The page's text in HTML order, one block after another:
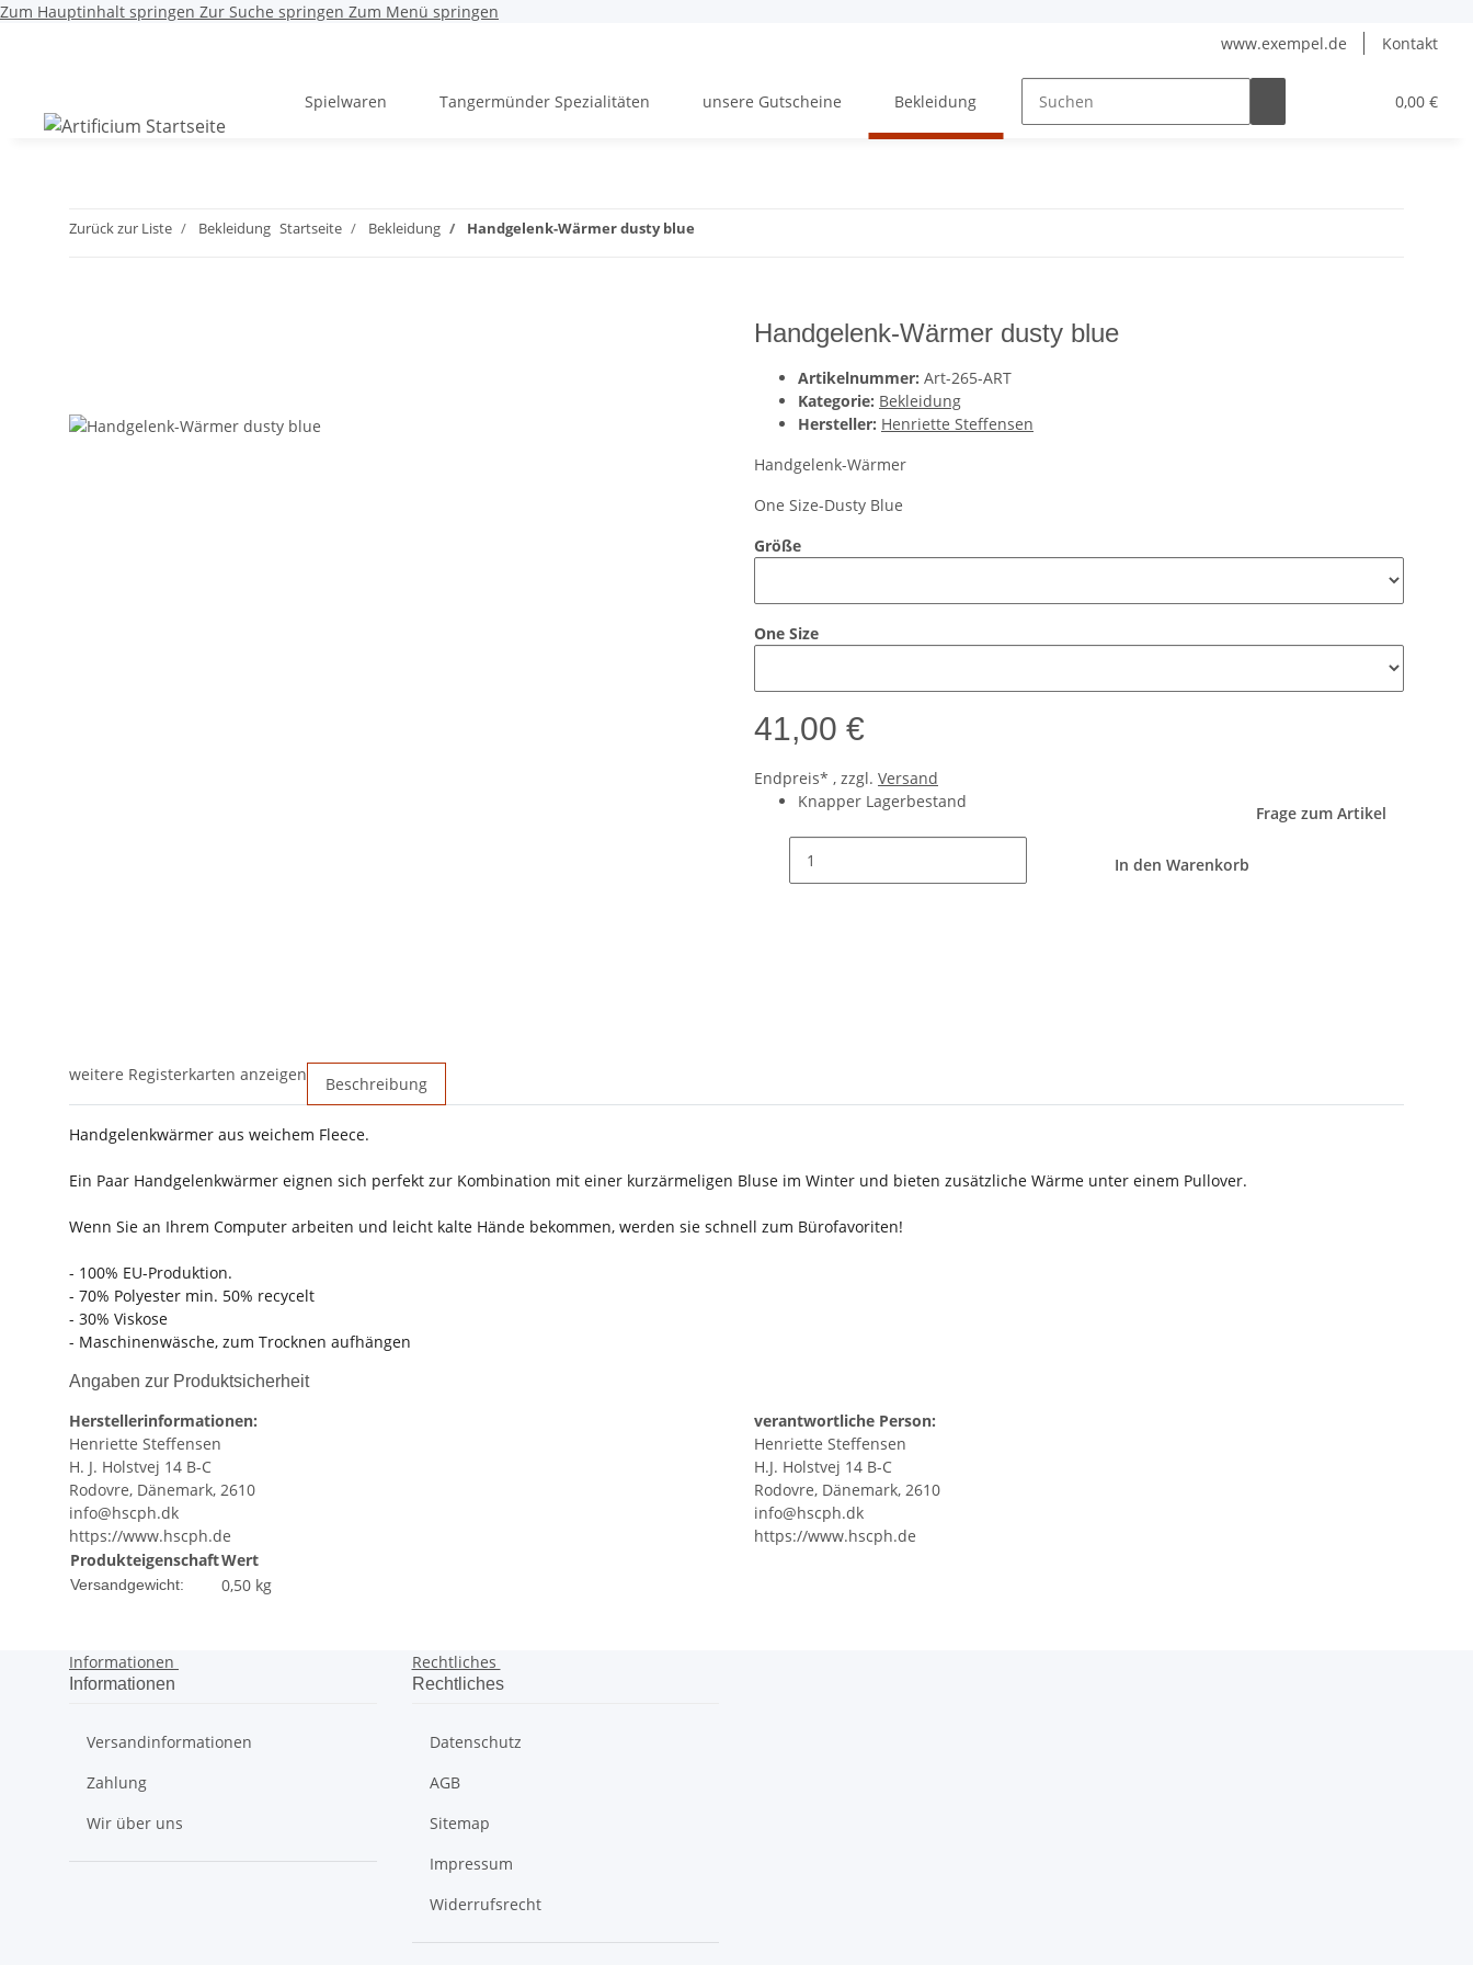
Zum Hauptinhalt springen Zur Suche springen Zum Menü springen
www.exempel.de
Kontakt
0,00 €
Spielwaren Tangermünder Spezialitäten unsere Gutscheine Bekleidung Veranstaltung Zecherei Sankt Nikolai
Zurück zur Liste Bekleidung Startseite Bekleidung Handgelenk-Wärmer dusty blue
Handgelenk-Wärmer dusty blue
Artikelnummer: Art-265-ART
Kategorie: Bekleidung
Hersteller: Henriette Steffensen
Handgelenk-Wärmer
One Size-Dusty Blue
Größe
One Size
41,00 €
Endpreis* , zzgl. Versand
Knapper Lagerbestand
Frage zum Artikel
In den Warenkorb
weitere Registerkarten anzeigen Beschreibung
Handgelenkwärmer aus weichem Fleece.
Ein Paar Handgelenkwärmer eignen sich perfekt zur Kombination mit einer kurzärmeligen Bluse im Winter und bieten zusätzliche Wärme unter einem Pullover.
Wenn Sie an Ihrem Computer arbeiten und leicht kalte Hände bekommen, werden sie schnell zum Bürofavoriten!
- 100% EU-Produktion.
- 70% Polyester min. 50% recycelt
- 30% Viskose
- Maschinenwäsche, zum Trocknen aufhängen
Angaben zur Produktsicherheit
Herstellerinformationen:
Henriette Steffensen
H. J. Holstvej 14 B-C
Rodovre, Dänemark, 2610
info@hscph.dk
https://www.hscph.de
verantwortliche Person:
Henriette Steffensen
H.J. Holstvej 14 B-C
Rodovre, Dänemark, 2610
info@hscph.dk
https://www.hscph.de
ProdukteigenschaftWert
Versandgewicht: 0,50 kg
Informationen
Informationen
Versandinformationen
Zahlung
Wir über uns
Rechtliches
Rechtliches
Datenschutz
AGB
Sitemap
Impressum
Widerrufsrecht